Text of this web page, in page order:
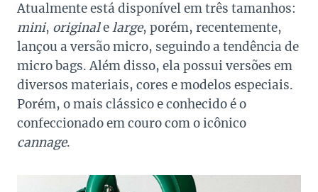
Atualmente está disponível em três tamanhos:
mini, originalelarge, porém, recentemente,
lançou a versão micro, seguindo a tendência de
micro bags. Além disso, ela possui versões em
diversos materiais, cores e modelos especiais.
Porém, o mais clássico e conhecido é o
confeccionado em couro com o icônico
cannage.